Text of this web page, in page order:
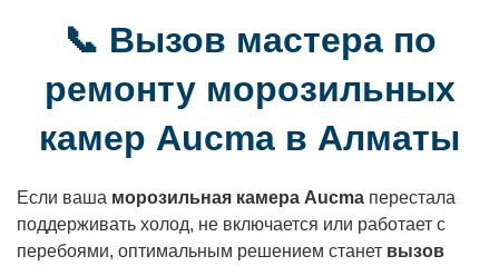
📞 Вызов мастера по
ремонту морозильных
камер Aucma в Алматы
Если ваша морозильная камера Aucma перестала
поддерживать холод, не включается или работает с
перебоями, оптимальным решением станет вызов